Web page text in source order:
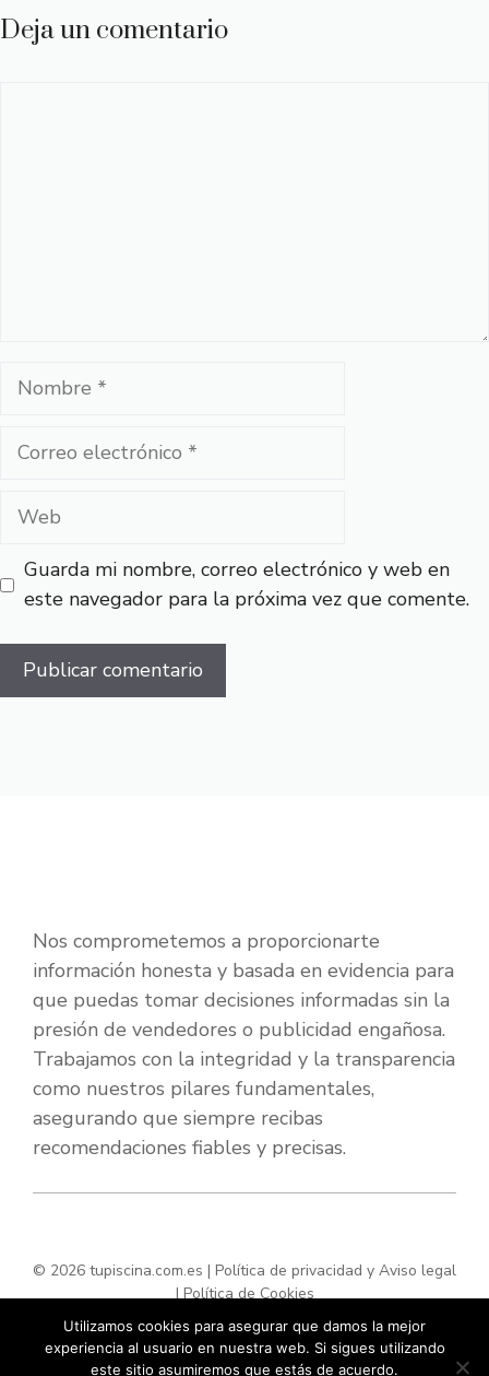
Deja un comentario
Nombre
Correo
Web
Guarda mi nombre, correo electrónico y web en
este navegador para la próxima vez que comente.
Nos comprometemos a proporcionarte
información honesta y basada en evidencia para
que puedas tomar decisiones informadas sin la
presión de vendedores o publicidad engañosa.
Trabajamos con la integridad y la transparencia
como nuestros pilares fundamentales,
asegurando que siempre recibas
recomendaciones fiables y precisas.
© 2026 tupiscina.com.es | Política de privacidad y Aviso legal
|Política de Cookies
Utilizamos cookies para asegurar que damos la mejor
experiencia al usuario en nuestra web. Si sigues utilizando
este sitio asumiremos que estás de acuerdo.